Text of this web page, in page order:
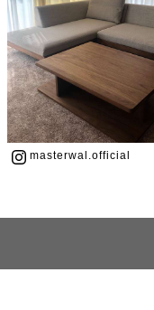
masterwal.official